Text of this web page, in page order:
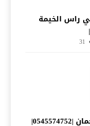
راس الخيمة
31
تركيب ابواب واخشاب في عجمان |0545574752|